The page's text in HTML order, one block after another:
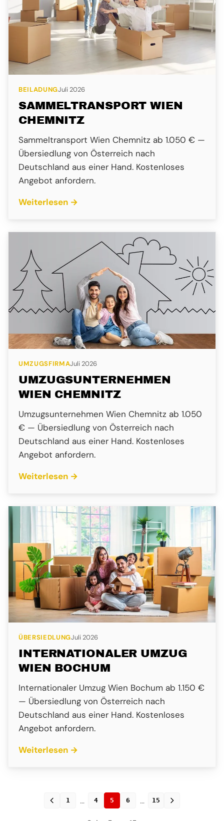
BEILADUNGJuli 2026
SAMMELTRANSPORT WIEN
CHEMNITZ
Sammeltransport Wien Chemnitz ab 1.050 € —
Übersiedlung von Österreich nach
Deutschland aus einer Hand. Kostenloses
Angebot anfordern.
Weiterlesen →
UMZUGSFIRMAJuli 2026
UMZUGSUNTERNEHMEN
WIEN CHEMNITZ
Umzugsunternehmen Wien Chemnitz ab 1.050
€ — Übersiedlung von Österreich nach
Deutschland aus einer Hand. Kostenloses
Angebot anfordern.
Weiterlesen →
ÜBERSIEDLUNGJuli 2026
INTERNATIONALER UMZUG
WIEN BOCHUM
Internationaler Umzug Wien Bochum ab 1.150 €
— Übersiedlung von Österreich nach
Deutschland aus einer Hand. Kostenloses
Angebot anfordern.
Weiterlesen →
1 … 4 5 6 … 15